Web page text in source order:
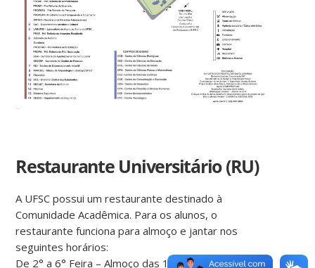
Restaurante Universitário (RU)
A UFSC possui um restaurante destinado à
Comunidade Acadêmica. Para os alunos, o
restaurante funciona para almoço e jantar nos
seguintes horários:
De 2° a 6° Feira – Almoço das 11:00 às 13:30 e